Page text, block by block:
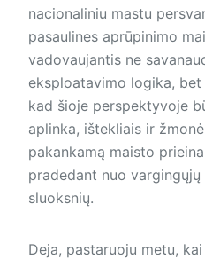
nacionaliniu mastu
pasaulines aprūpinimo
vadovaujantis ne
eksploatavimo logika,
kad šioje perspektyvoje
aplinka, ištekliais ir
pakankamą maisto
pradedant nuo
sluoksnių.
Deja, pastaruoju metu,